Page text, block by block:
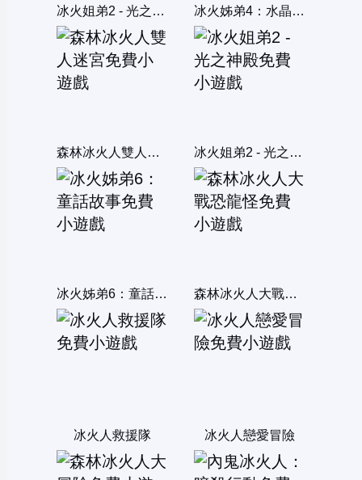
冰火姐弟2 - 光之神殿無敵版 冰火姊弟4：水晶神廟
森林冰火人雙人迷宮 冰火姐弟2 - 光之神殿
冰火姊弟6：童話故事 森林冰火人大戰恐龍怪
冰火人救援隊 冰火人戀愛冒險